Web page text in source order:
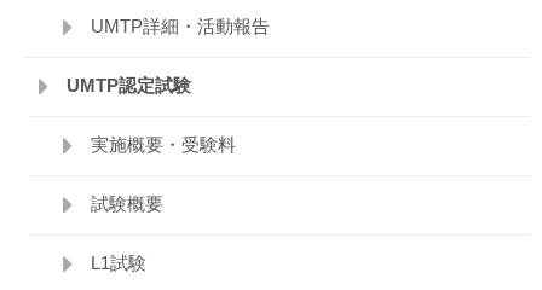
UMTP詳細・活動報告
UMTP認定試験
実施概要・受験料
試験概要
L1試験